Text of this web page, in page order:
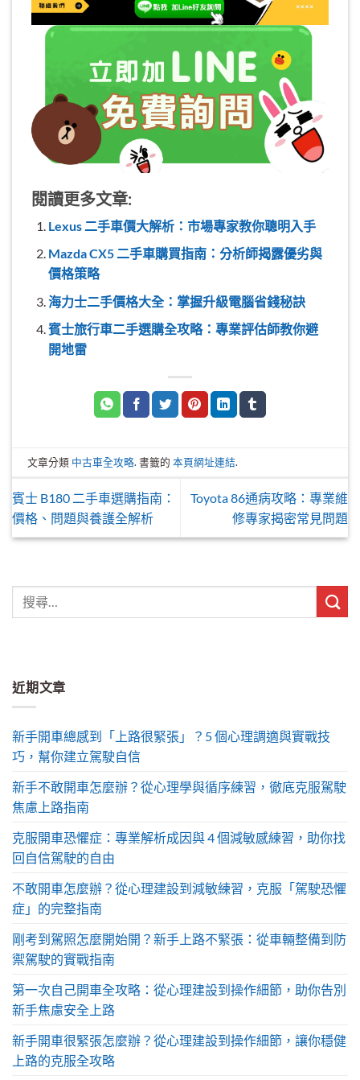
閱讀更多文章:
Lexus 二手車價大解析：市場專家教你聰明入手
Mazda CX5 二手車購買指南：分析師揭露優劣與
價格策略
海力士二手價格大全：掌握升級電腦省錢秘訣
賓士旅行車二手選購全攻略：專業評估師教你避
開地雷
文章分類 中古車全攻略. 書籤的本頁網址連結.
賓士 B180 二手車選購指南：
價格、問題與養護全解析
Toyota 86通病攻略：專業維
修專家揭密常見問題
近期文章
新手開車總感到「上路很緊張」？5 個心理調適與實戰技
巧，幫你建立駕駛自信
新手不敢開車怎麼辦？從心理學與循序練習，徹底克服駕駛
焦慮上路指南
克服開車恐懼症：專業解析成因與 4 個減敏感練習，助你找
回自信駕駛的自由
不敢開車怎麼辦？從心理建設到減敏練習，克服「駕駛恐懼
症」的完整指南
剛考到駕照怎麼開始開？新手上路不緊張：從車輛整備到防
禦駕駛的實戰指南
第一次自己開車全攻略：從心理建設到操作細節，助你告別
新手焦慮安全上路
新手開車很緊張怎麼辦？從心理建設到操作細節，讓你穩健
上路的克服全攻略